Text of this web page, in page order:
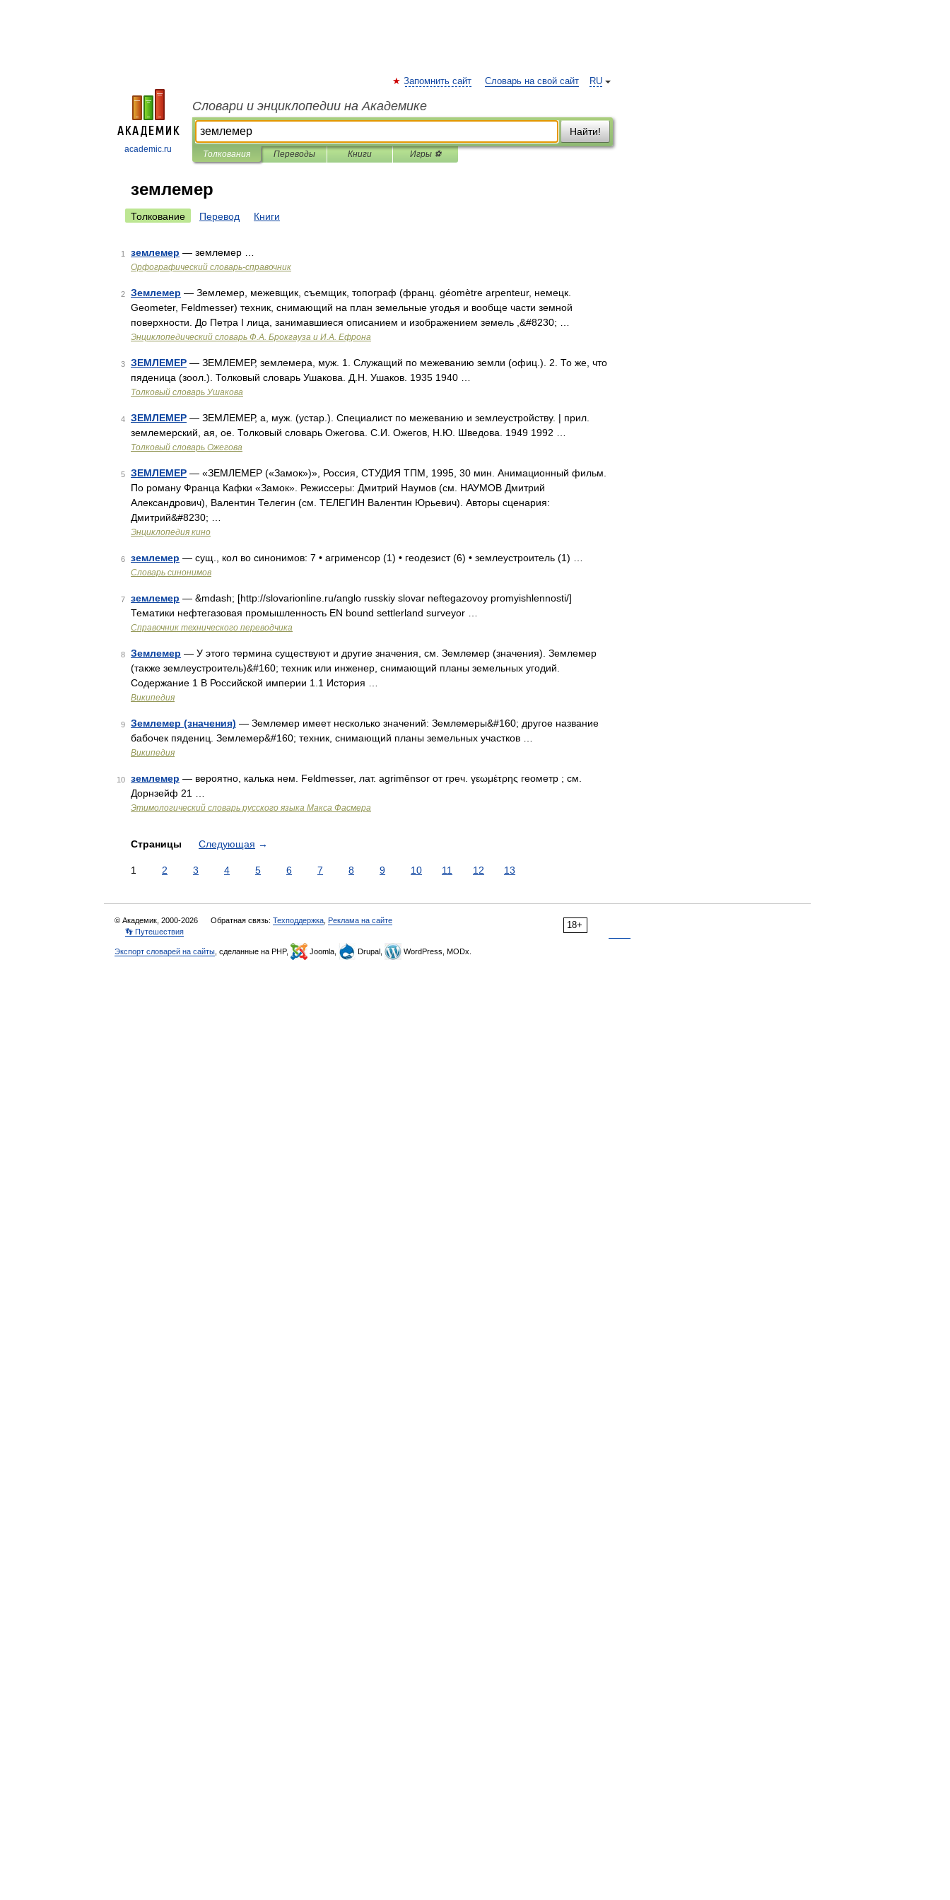
academic.ru
RU
Запомнить сайт Словарь на свой сайт
Словари и энциклопедии на Академике
Найти!
Толкования Переводы Книги Игры ⚽
землемер
Толкование Перевод Книги
1 землемер — землемер …
Орфографический словарь-справочник
2 Землемер — Землемер, межевщик, съемщик, топограф (франц. géomètre arpenteur, немецк.
Geometer, Feldmesser) техник, снимающий на план земельные угодья и вообще части земной
поверхности. До Петра I лица, занимавшиеся описанием и изображением земель ,&#8230; …
Энциклопедический словарь Ф.А. Брокгауза и И.А. Ефрона
3 ЗЕМЛЕМЕР — ЗЕМЛЕМЕР, землемера, муж. 1. Служащий по межеванию земли (офиц.). 2. То же, что
пяденица (зоол.). Толковый словарь Ушакова. Д.Н. Ушаков. 1935 1940 …
Толковый словарь Ушакова
4 ЗЕМЛЕМЕР — ЗЕМЛЕМЕР, а, муж. (устар.). Специалист по межеванию и землеустройству. | прил.
землемерский, ая, ое. Толковый словарь Ожегова. С.И. Ожегов, Н.Ю. Шведова. 1949 1992 …
Толковый словарь Ожегова
5 ЗЕМЛЕМЕР — «ЗЕМЛЕМЕР («Замок»)», Россия, СТУДИЯ ТПМ, 1995, 30 мин. Анимационный фильм.
По роману Франца Кафки «Замок». Режиссеры: Дмитрий Наумов (см. НАУМОВ Дмитрий
Александрович), Валентин Телегин (см. ТЕЛЕГИН Валентин Юрьевич). Авторы сценария:
Дмитрий&#8230; …
Энциклопедия кино
6 землемер — сущ., кол во синонимов: 7 • агрименсор (1) • геодезист (6) • землеустроитель (1) …
Словарь синонимов
7 землемер — &mdash; [http://slovarionline.ru/anglo russkiy slovar neftegazovoy promyishlennosti/]
Тематики нефтегазовая промышленность EN bound settlerland surveyor …
Справочник технического переводчика
8 Землемер — У этого термина существуют и другие значения, см. Землемер (значения). Землемер
(также землеустроитель)&#160; техник или инженер, снимающий планы земельных угодий.
Содержание 1 В Российской империи 1.1 История …
Википедия
9 Землемер (значения) — Землемер имеет несколько значений: Землемеры&#160; другое название
бабочек пядениц. Землемер&#160; техник, снимающий планы земельных участков …
Википедия
10 землемер — вероятно, калька нем. Feldmesser, лат. agrimēnsor от греч. γεωμέτρης геометр ; см.
Дорнзейф 21 …
Этимологический словарь русского языка Макса Фасмера
Страницы Следующая →
1 2 3 4 5 6 7 8 9 10 11 12 13
18+
© Академик, 2000-2026 Обратная связь: Техподдержка Реклама на сайте
👣 Путешествия
Экспорт словарей на сайты , сделанные на PHP, Joomla, Drupal, WordPress, MODx.